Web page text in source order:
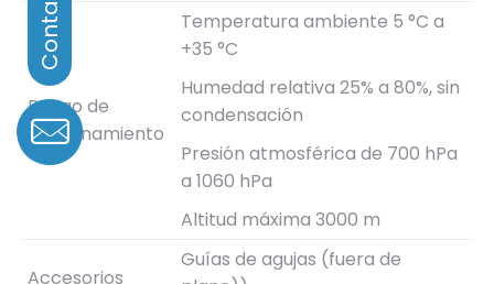
Rango de
funcionamiento
Temperatura ambiente 5 °C a
+35 °C
Humedad relativa 25% a 80%, sin
condensación
Presión atmosférica de 700 hPa
a 1060 hPa
Altitud máxima 3000 m
Accesorios
Guías de agujas (fuera de